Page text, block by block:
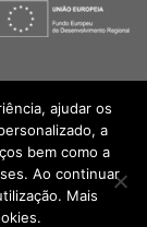
ajudar os
a
bem como a
Ao continuar
Mais